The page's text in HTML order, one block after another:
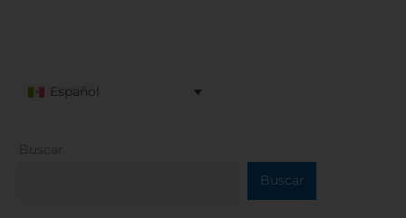
Español
Buscar
Buscar